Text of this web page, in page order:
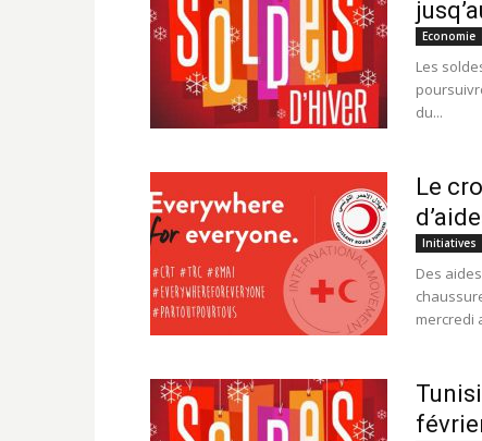
Economie
Les
du...
Le
Initiatives
Des
mercredi